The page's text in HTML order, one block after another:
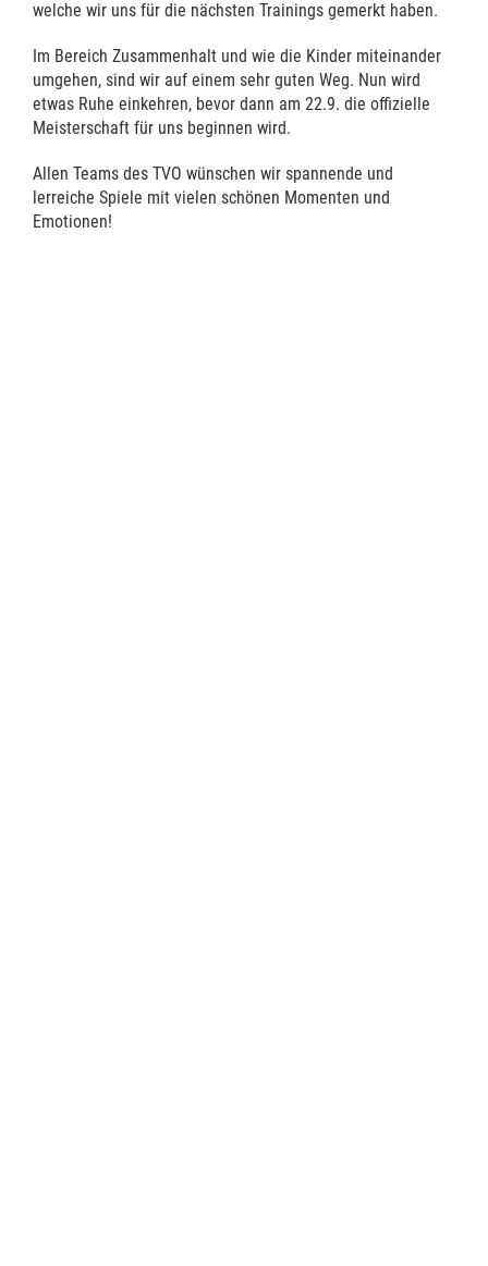
welche wir uns für die nächsten Trainings gemerkt haben.
Im Bereich Zusammenhalt und wie die Kinder miteinander
umgehen, sind wir auf einem sehr guten Weg. Nun wird
etwas Ruhe einkehren, bevor dann am 22.9. die offizielle
Meisterschaft für uns beginnen wird.
Allen Teams des TVO wünschen wir spannende und
lerreiche Spiele mit vielen schönen Momenten und
Emotionen!